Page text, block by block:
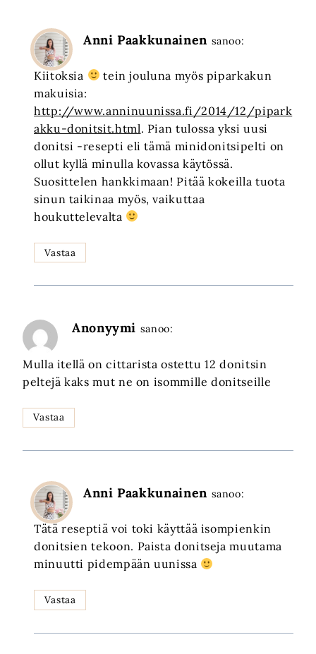
Anni Paakkunainen sanoo:
Kiitoksia
tein jouluna myös piparkakun
makuisia:
http://www.anninuunissa.fi/2014/12/pipark
akku-donitsit.html. Pian tulossa yksi uusi
donitsi -resepti eli tämä minidonitsipelti on
ollut kyllä minulla kovassa käytössä.
Suosittelen hankkimaan! Pitää kokeilla tuota
sinun taikinaa myös, vaikuttaa
houkuttelevalta
Vastaa
Anonyymi sanoo:
Mulla itellä on cittarista ostettu 12 donitsin
peltejä kaks mut ne on isommille donitseille
Vastaa
Anni Paakkunainen sanoo:
Tätä reseptiä voi toki käyttää isompienkin
donitsien tekoon. Paista donitseja muutama
minuutti pidempään uunissa
Vastaa